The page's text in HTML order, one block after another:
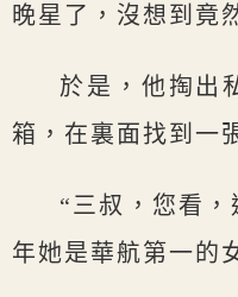
晚星了，沒想到竟
於是，他掏出
箱，在裏面找到一
“三叔，您看
年她是華航第一的